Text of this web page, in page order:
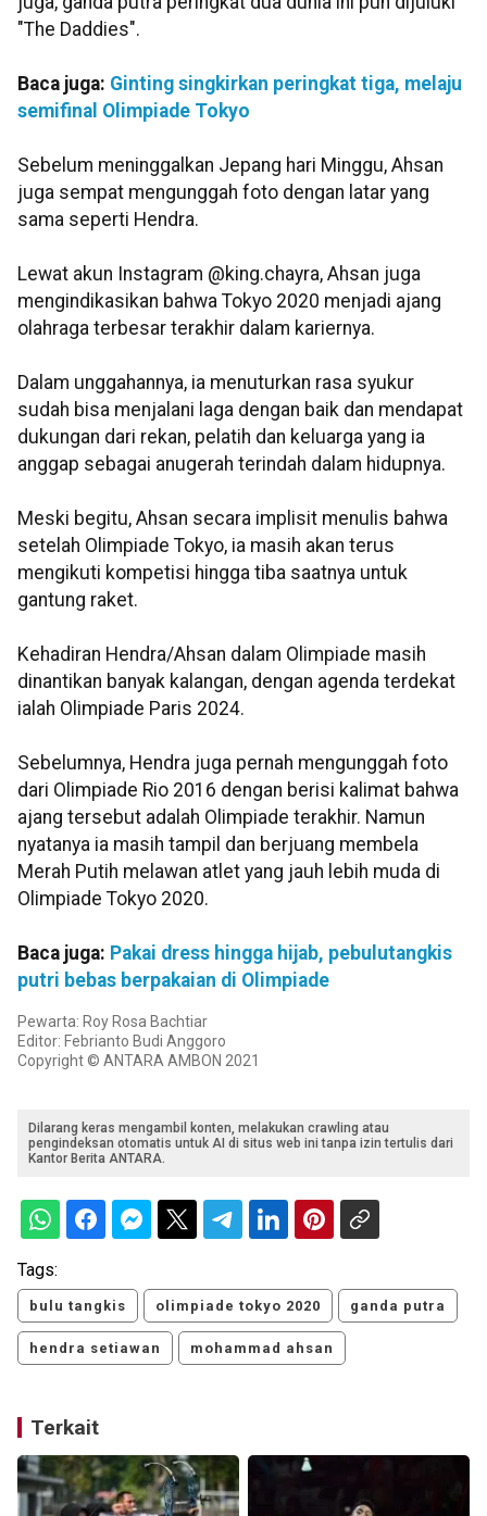
"The Daddies".
Baca juga: Ginting singkirkan peringkat tiga, melaju
semifinal Olimpiade Tokyo
Sebelum meninggalkan Jepang hari Minggu, Ahsan
juga sempat mengunggah foto dengan latar yang
sama seperti Hendra.
Lewat akun Instagram @king.chayra, Ahsan juga
mengindikasikan bahwa Tokyo 2020 menjadi ajang
olahraga terbesar terakhir dalam kariernya.
Dalam unggahannya, ia menuturkan rasa syukur
sudah bisa menjalani laga dengan baik dan mendapat
dukungan dari rekan, pelatih dan keluarga yang ia
anggap sebagai anugerah terindah dalam hidupnya.
Meski begitu, Ahsan secara implisit menulis bahwa
setelah Olimpiade Tokyo, ia masih akan terus
mengikuti kompetisi hingga tiba saatnya untuk
gantung raket.
Kehadiran Hendra/Ahsan dalam Olimpiade masih
dinantikan banyak kalangan, dengan agenda terdekat
ialah Olimpiade Paris 2024.
Sebelumnya, Hendra juga pernah mengunggah foto
dari Olimpiade Rio 2016 dengan berisi kalimat bahwa
ajang tersebut adalah Olimpiade terakhir. Namun
nyatanya ia masih tampil dan berjuang membela
Merah Putih melawan atlet yang jauh lebih muda di
Olimpiade Tokyo 2020.
Baca juga: Pakai dress hingga hijab, pebulutangkis
putri bebas berpakaian di Olimpiade
Pewarta: Roy Rosa Bachtiar
Editor: Febrianto Budi Anggoro
Copyright © ANTARA AMBON 2021
Dilarang keras mengambil konten, melakukan crawling atau
pengindeksan otomatis untuk AI di situs web ini tanpa izin tertulis dari
Kantor Berita ANTARA.
Tags:
bulu tangkis olimpiade tokyo 2020 ganda putra
hendra setiawan mohammad ahsan
Terkait